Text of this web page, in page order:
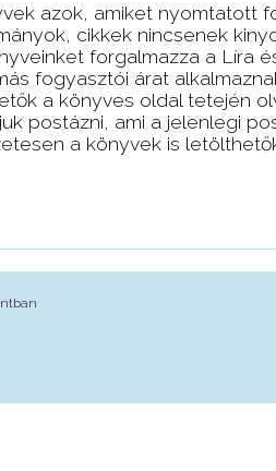
azok, amiket nyomtatott
cikkek nincsenek
forgalmazza a Líra
fogyasztói árat
a könyves oldal tetején
postázni, ami a jelenlegi
a könyvek is